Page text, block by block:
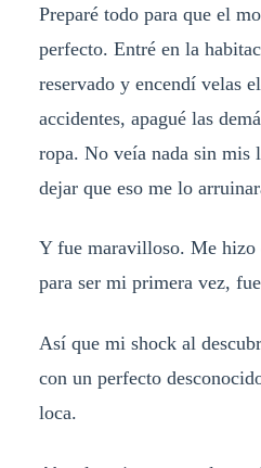
Preparé todo para que el
perfecto. Entré en la
reservado y encendí velas
accidentes, apagué las
ropa. No veía nada sin mis
dejar que eso me lo
Y fue maravilloso. Me hizo
para ser mi primera vez,
Así que mi shock al
con un perfecto
loca.